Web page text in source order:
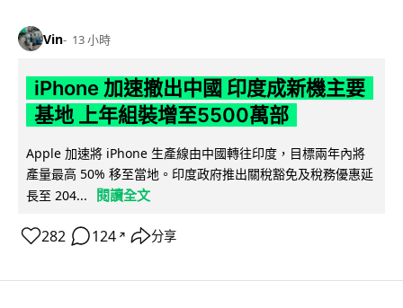
Vin 13 小時
iPhone 加速撤出中國 印度成新機主要
基地 上年組裝增至5500萬部
Apple 加速將 iPhone 生產線由中國轉往印度，目標兩年內將
產量最高 50% 移至當地。印度政府推出關稅豁免及稅務優惠延
長至 204...
閱讀全文
282 124 ↗ 分享